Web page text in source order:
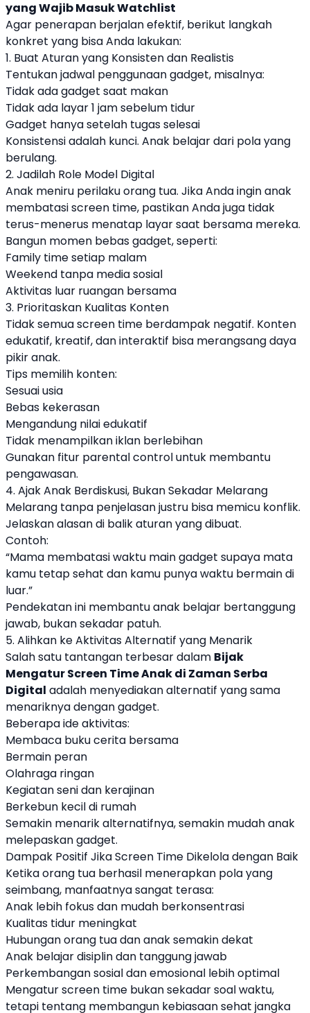
yang Wajib Masuk Watchlist
Agar penerapan berjalan efektif, berikut langkah
konkret yang bisa Anda lakukan:
1. Buat Aturan yang Konsisten dan Realistis
Tentukan jadwal penggunaan gadget, misalnya:
Tidak ada gadget saat makan
Tidak ada layar 1 jam sebelum tidur
Gadget hanya setelah tugas selesai
Konsistensi adalah kunci. Anak belajar dari pola yang
berulang.
2. Jadilah Role Model Digital
Anak meniru perilaku orang tua. Jika Anda ingin anak
membatasi screen time, pastikan Anda juga tidak
terus-menerus menatap layar saat bersama mereka.
Bangun momen bebas gadget, seperti:
Family time setiap malam
Weekend tanpa media sosial
Aktivitas luar ruangan bersama
3. Prioritaskan Kualitas Konten
Tidak semua screen time berdampak negatif. Konten
edukatif, kreatif, dan interaktif bisa merangsang daya
pikir anak.
Tips memilih konten:
Sesuai usia
Bebas kekerasan
Mengandung nilai edukatif
Tidak menampilkan iklan berlebihan
Gunakan fitur parental control untuk membantu
pengawasan.
4. Ajak Anak Berdiskusi, Bukan Sekadar Melarang
Melarang tanpa penjelasan justru bisa memicu konflik.
Jelaskan alasan di balik aturan yang dibuat.
Contoh:
“Mama membatasi waktu main gadget supaya mata
kamu tetap sehat dan kamu punya waktu bermain di
luar.”
Pendekatan ini membantu anak belajar bertanggung
jawab, bukan sekadar patuh.
5. Alihkan ke Aktivitas Alternatif yang Menarik
Salah satu tantangan terbesar dalam Bijak
Mengatur Screen Time Anak di Zaman Serba
Digital adalah menyediakan alternatif yang sama
menariknya dengan gadget.
Beberapa ide aktivitas:
Membaca buku cerita bersama
Bermain peran
Olahraga ringan
Kegiatan seni dan kerajinan
Berkebun kecil di rumah
Semakin menarik alternatifnya, semakin mudah anak
melepaskan gadget.
Dampak Positif Jika Screen Time Dikelola dengan Baik
Ketika orang tua berhasil menerapkan pola yang
seimbang, manfaatnya sangat terasa:
Anak lebih fokus dan mudah berkonsentrasi
Kualitas tidur meningkat
Hubungan orang tua dan anak semakin dekat
Anak belajar disiplin dan tanggung jawab
Perkembangan sosial dan emosional lebih optimal
Mengatur screen time bukan sekadar soal waktu,
tetapi tentang membangun kebiasaan sehat jangka